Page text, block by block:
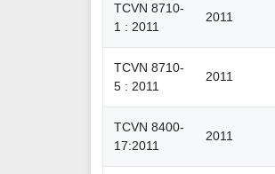
TCVN 8710-
1 : 2011
2011
TCVN 8710-
5 : 2011
2011
TCVN 8400-
17:2011
2011